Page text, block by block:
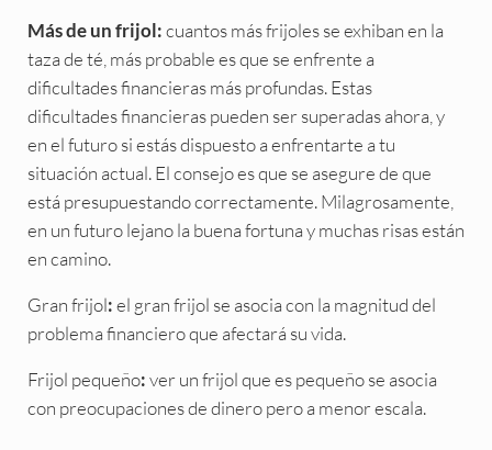
Más de un frijol: cuantos más frijoles se exhiban en la
taza de té, más probable es que se enfrente a
dificultades financieras más profundas. Estas
dificultades financieras pueden ser superadas ahora, y
en el futuro si estás dispuesto a enfrentarte a tu
situación actual. El consejo es que se asegure de que
está presupuestando correctamente. Milagrosamente,
en un futuro lejano la buena fortuna y muchas risas están
en camino.
Gran frijol: el gran frijol se asocia con la magnitud del
problema financiero que afectará su vida.
Frijol pequeño: ver un frijol que es pequeño se asocia
con preocupaciones de dinero pero a menor escala.